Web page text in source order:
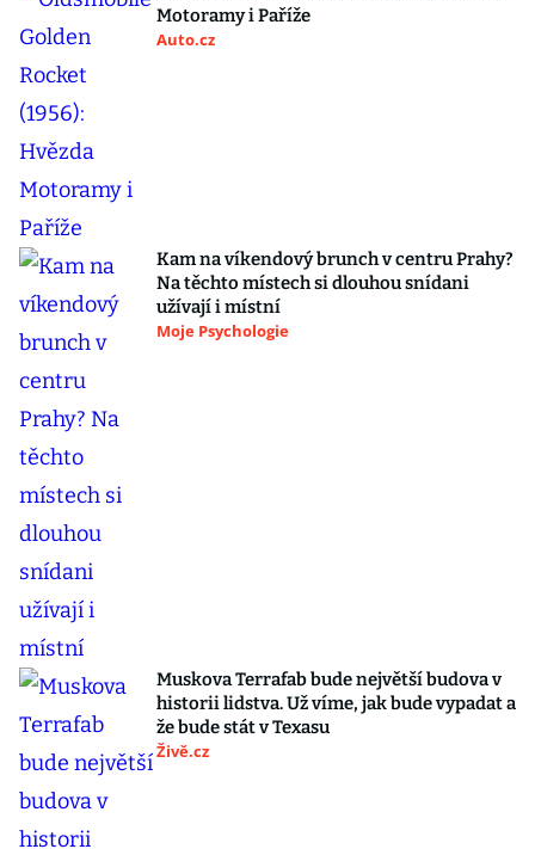
Motoramy i Paříže
Auto.cz
Kam na víkendový brunch v centru Prahy?
Na těchto místech si dlouhou snídani
užívají i místní
Moje Psychologie
Muskova Terrafab bude největší budova v
historii lidstva. Už víme, jak bude vypadat a
že bude stát v Texasu
Živě.cz